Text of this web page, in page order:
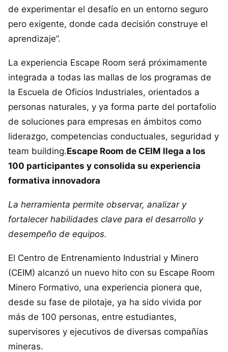
de experimentar el desafío en un entorno seguro
pero exigente, donde cada decisión construye el
aprendizaje”.
La experiencia Escape Room será próximamente
integrada a todas las mallas de los programas de
la Escuela de Oficios Industriales, orientados a
personas naturales, y ya forma parte del portafolio
de soluciones para empresas en ámbitos como
liderazgo, competencias conductuales, seguridad y
team building.Escape Room de CEIM llega a los
100 participantes y consolida su experiencia
formativa innovadora
La herramienta permite observar, analizar y
fortalecer habilidades clave para el desarrollo y
desempeño de equipos.
El Centro de Entrenamiento Industrial y Minero
(CEIM) alcanzó un nuevo hito con su Escape Room
Minero Formativo, una experiencia pionera que,
desde su fase de pilotaje, ya ha sido vivida por
más de 100 personas, entre estudiantes,
supervisores y ejecutivos de diversas compañías
mineras.